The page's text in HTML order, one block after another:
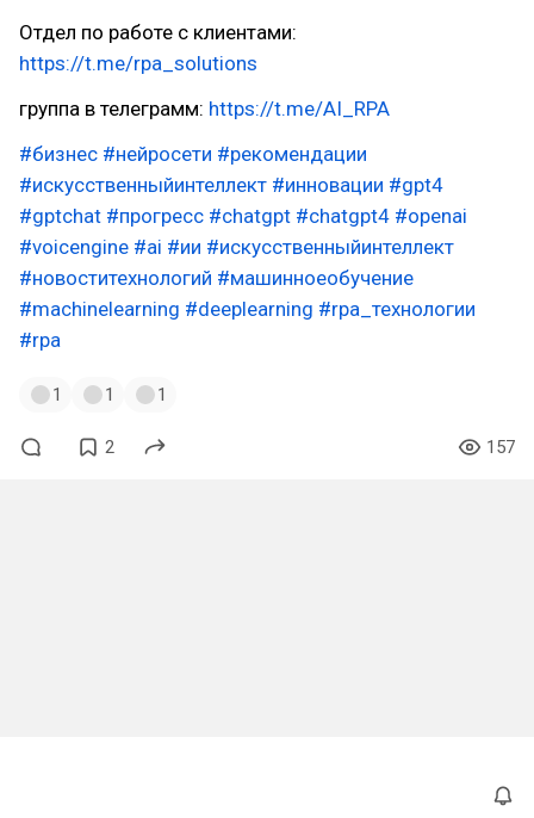
Отдел по работе с клиентами:
https://t.me/rpa_solutions
группа в телеграмм: https://t.me/AI_RPA
#бизнес #нейросети #рекомендации
#искусственныйинтеллект #инновации #gpt4
#gptchat #прогресс #chatgpt #chatgpt4 #openai
#voicengine #ai #ии #искусственныйинтеллект
#новоститехнологий #машинноеобучение
#machinelearning #deeplearning #rpa_технологии
#rpa
1 1 1
2 157